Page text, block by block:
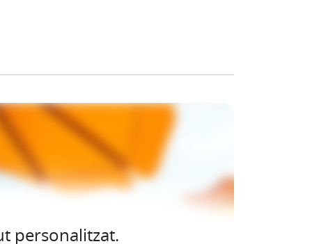
personalitzat.